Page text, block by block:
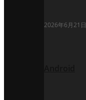
2026年6月21日